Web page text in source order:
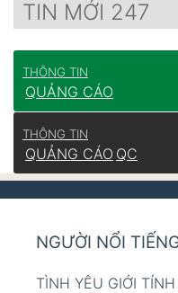
TIN MỚI 247
THÔNG TIN
QUẢNG CÁO
THÔNG TIN
QUẢNG CÁO QC
NGƯỜI NỔI
TÌNH YÊU GIỚI TÍNH